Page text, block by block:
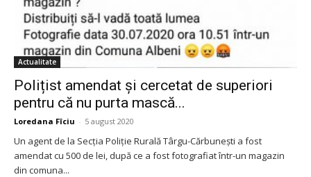
Actualitate
Polițist amendat și cercetat de superiori
pentru că nu purta mască...
Loredana Fîciu - 5 august 2020
Un agent de la Secţia Poliţie Rurală Târgu-Cărbuneşti a fost
amendat cu 500 de lei, după ce a fost fotografiat într-un magazin
din comuna...